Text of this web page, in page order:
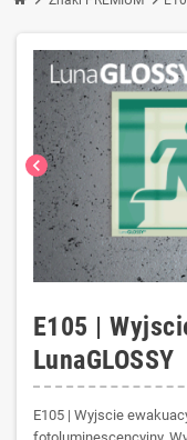
chevron_left
E105 |
LunaGLOSSY
E105 | Wyjscie